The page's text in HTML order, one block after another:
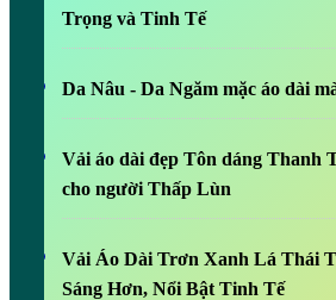
Trọng và Tinh Tế
Da Nâu - Da Ngăm mặc áo dài
Vải áo dài đẹp Tôn dáng Thanh
cho người Thấp Lùn
Vải Áo Dài Trơn Xanh Lá Thái
Sáng Hơn, Nổi Bật Tinh Tế